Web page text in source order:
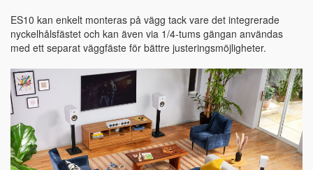
ES10 kan enkelt monteras på vägg tack vare det integrerade
nyckelhålsfästet och kan även via 1/4-tums gängan användas
med ett separat väggfäste för bättre justeringsmöjligheter.